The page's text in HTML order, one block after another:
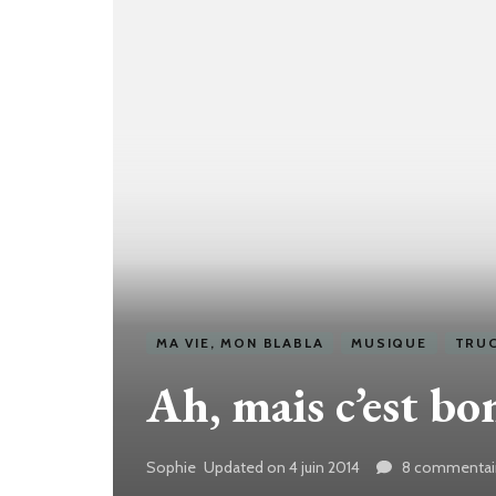
MA VIE, MON BLABLA MUSIQUE
Ah, mais c’est
Sophie Updated on 4 juin 2014 8